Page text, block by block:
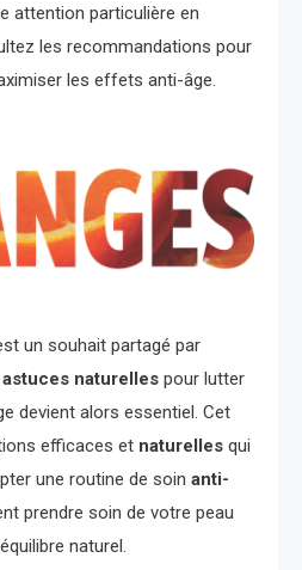
attention particulière en
les recommandations pour
les effets anti-âge.
un souhait partagé par
astuces naturelles pour lutter
devient alors essentiel. Cet
efficaces et naturelles qui
une routine de soin anti-
prendre soin de votre peau
naturel.